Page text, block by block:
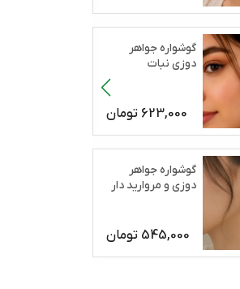
گوشواره جواهر
دوزی نبات
623,000 تومان
گوشواره جواهر
دوزی و مروارید دار
545,000 تومان